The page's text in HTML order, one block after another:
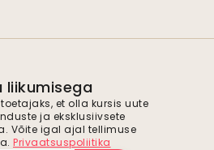
liikumisega
et olla kursis uute
ja eksklusiivsete
Võite igal ajal tellimuse
Privaatsuspoliitika